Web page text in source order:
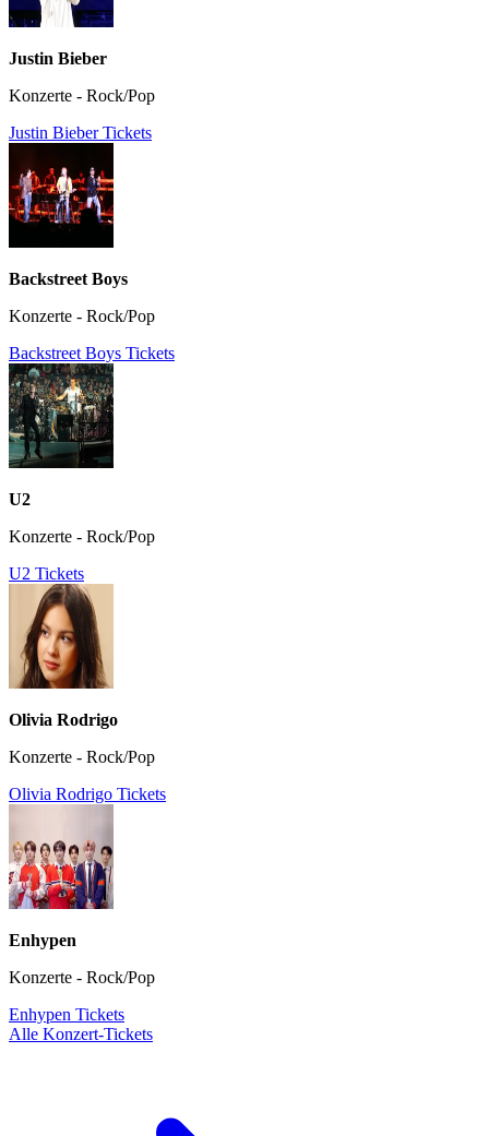
Justin Bieber
Konzerte - Rock/Pop
Justin Bieber Tickets
Backstreet Boys
Konzerte - Rock/Pop
Backstreet Boys Tickets
U2
Konzerte - Rock/Pop
U2 Tickets
Olivia Rodrigo
Konzerte - Rock/Pop
Olivia Rodrigo Tickets
Enhypen
Konzerte - Rock/Pop
Enhypen Tickets
Alle Konzert-Tickets